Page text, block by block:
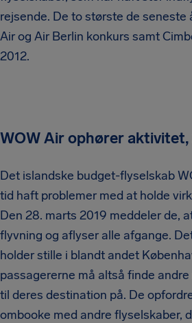
rejsende. De to største de seneste
Air og Air Berlin konkurs samt
2012.
WOW Air ophører aktivitet,
Det islandske budget-flyselskab
tid haft problemer med at holde
Den 28. marts 2019 meddeler de,
flyvning og aflyser alle afgange.
holder stille i blandt andet
passagererne må altså finde
til deres destination på. De
ombooke med andre flyselskaber,